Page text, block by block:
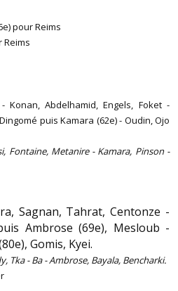
pour Reims
Reims
Abdelhamid, Engels, Foket -
puis Kamara (62e) - Oudin, Ojo
Fontaine, Metanire - Kamara, Pinson -
Sagnan, Tahrat, Centonze -
Ambrose (69e), Mesloub -
Gomis, Kyei.
Tka - Ba - Ambrose, Bayala, Bencharki.